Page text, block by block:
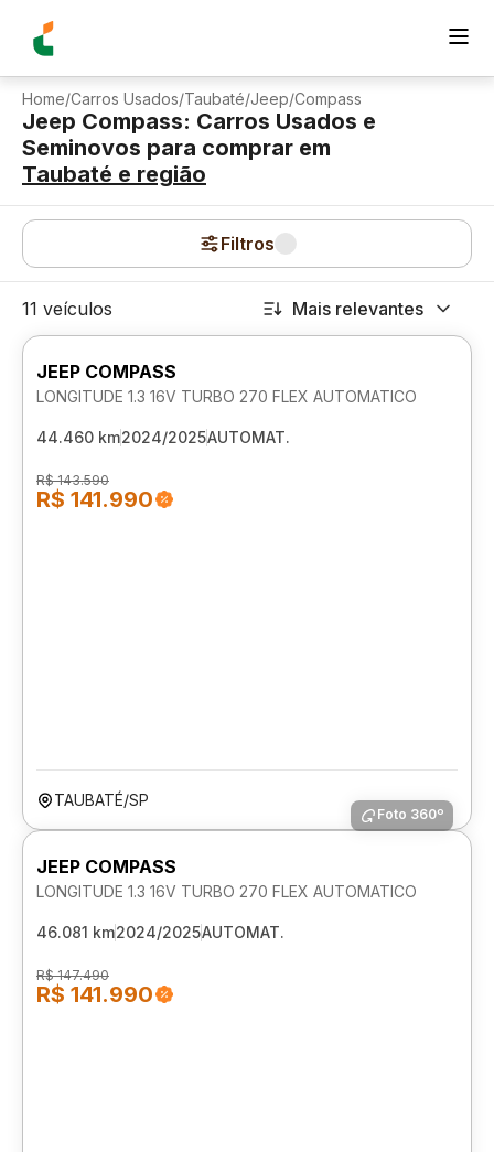
Home/Carros Usados/Taubaté/Jeep/Compass
Jeep Compass: Carros Usados e
Seminovos para comprar em
Taubaté e região
Filtros
11 veículos Mais relevantes
JEEP COMPASS
LONGITUDE 1.3 16V TURBO 270 FLEX AUTOMATICO
44.460 km2024/2025AUTOMAT.
R$ 143.590
R$ 141.990
TAUBATÉ/SP
Foto 360º
JEEP COMPASS
LONGITUDE 1.3 16V TURBO 270 FLEX AUTOMATICO
46.081 km2024/2025AUTOMAT.
R$ 147.490
R$ 141.990